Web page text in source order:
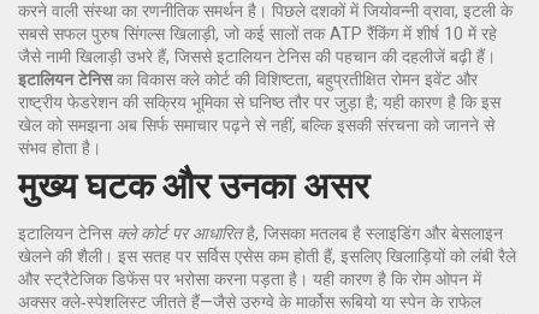
करने वाली संस्था का रणनीतिक समर्थन है। पिछले दशकों मेंजियोवन्नी व्रावा, इटली के
सबसे सफल पुरुष सिंगल्स खिलाड़ी, जो कई सालों तक ATP रैंकिंग में शीर्ष 10 में रहे
जैसे नामी खिलाड़ी उभरे हैं, जिससे इटालियन टेनिस की पहचान की दहलीजें बढ़ी हैं।
इटालियन टेनिसका विकास क्ले कोर्ट की विशिष्टता, बहुप्रतीक्षित रोमन इवेंट और
राष्ट्रीय फेडरेशन की सक्रिय भूमिका से घनिष्ठ तौर पर जुड़ा है; यही कारण है कि इस
खेल को समझना अब सिर्फ समाचार पढ़ने से नहीं, बल्कि इसकी संरचना को जानने से
संभव होता है।
मुख्य घटक और उनका असर
इटालियन टेनिस क्ले कोर्ट पर आधारितहै, जिसका मतलब है स्लाइडिंग और बेसलाइन
खेलने की शैली। इस सतह पर सर्विस एसेस कम होती हैं, इसलिए खिलाड़ियों को लंबी रैले
और स्ट्रैटेजिक डिफेंस पर भरोसा करना पड़ता है। यही कारण है कि रोम ओपन में
अक्सर क्ले‑स्पेशलिस्ट जीतते हैं—जैसे उरुग्वे के मार्कोस रूबियो या स्पेन के राफेल